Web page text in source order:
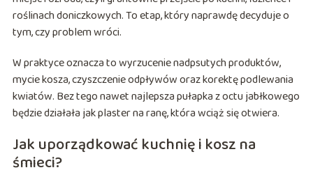
roślinach doniczkowych. To etap, który naprawdę decyduje o
tym, czy problem wróci.
W praktyce oznacza to wyrzucenie nadpsutych produktów,
mycie kosza, czyszczenie odpływów oraz korektę podlewania
kwiatów. Bez tego nawet najlepsza pułapka z octu jabłkowego
będzie działała jak plaster na ranę, która wciąż się otwiera.
Jak uporządkować kuchnię i kosz na
śmieci?